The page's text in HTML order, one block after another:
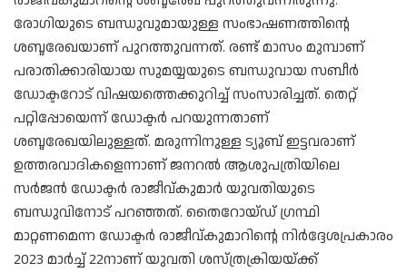
രോഗിയുടെ ബന്ധുവുമായുള്ള സംഭാഷണത്തിന്റെ
ശബ്ദരേഖയാണ് പുറത്തുവന്നത്. രണ്ട് മാസം മുമ്പാണ്
പരാതിക്കാരിയായ സുമയ്യയുടെ ബന്ധുവായ സബീർ
ഡോക്ടറോട് വിഷയത്തെക്കുറിച്ച് സംസാരിച്ചത്. തെറ്റ്
പറ്റിപ്പോയെന്ന് ഡോക്ടർ പറയുന്നതാണ്
ശബ്ദരേഖയിലുള്ളത്. മരുന്നിനുള്ള ട്യൂബ് ഇട്ടവരാണ്
ഉത്തരവാദികളെന്നാണ് ജനറൽ ആശുപത്രിയിലെ
സർജൻ ഡോക്ടർ രാജീവ്കുമാർ യുവതിയുടെ
ബന്ധുവിനോട് പറഞ്ഞത്. തൈറോയ്ഡ് ഗ്രന്ഥി
മാറ്റണമെന്ന ഡോക്ടർ രാജീവ്കുമാറിന്റെ നിർദ്ദേശപ്രകാരം
2023 മാർച്ച് 22നാണ് യുവതി ശസ്ത്രക്രിയയ്ക്ക്